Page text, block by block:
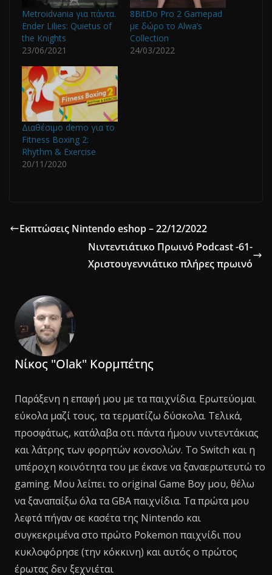
Metroidvania για πάντα.
Ender Lilies: Quietus of
the Knights
23/06/2021
8BitDo Pro 2 Gamepad
με δώρο το Alwa’s
Collection
24/03/2022
Διαθέσιμο demo για το
Fitness Boxing 2:
Rhythm & Exercise
20/11/2020
Εκπτώσεις Nintendo eshop – 22/12/2022
Νιντεντιάτικο Πρωινό Podcast -61-
Χριστουγεννιάτικο πλήρες πρωινό
Νίκος "Olak" Κορμπέτης
Παράξενη η επαφή μου με τα παιχνίδια. Ερωτεύομαι
εύκολα μαζί τους, τα τερματίζω δύσκολα. Τελικά,
προσφάτως, κατάλαβα οτι πάντα ήμουν νιντεντάκιας
και λάτρης των φορητών κονσολών. Το Switch και η
υπέροχη κοινότητα του με έκανε να ξαναερωτευτώ το
gaming. Μου λείπει το original Game Boy μου, θέλω
να ξαναπαίξω όλα τα GBA παιχνίδια. Τα πρώτα μου
λεφτά πήγαν σε κασέτα της Nintendo και
συγκεκριμένα στο πρώτο Pokemon παιχνίδι που
κυκλοφόρησε (την κόκκινη) και αυτός ο πρώτος
έρωτας δεν ξεχνιέται